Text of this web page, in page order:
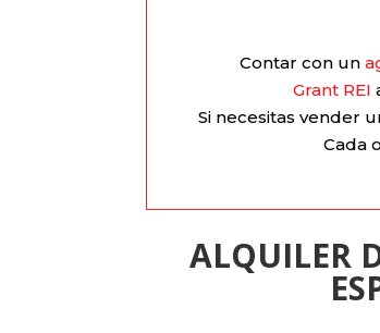
Contar con un
Grant REI
Si necesitas vender
Cada
ALQUILER